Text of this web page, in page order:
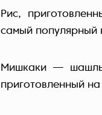
Рис,
самый популярный
Мишкаки —
приготовленный на